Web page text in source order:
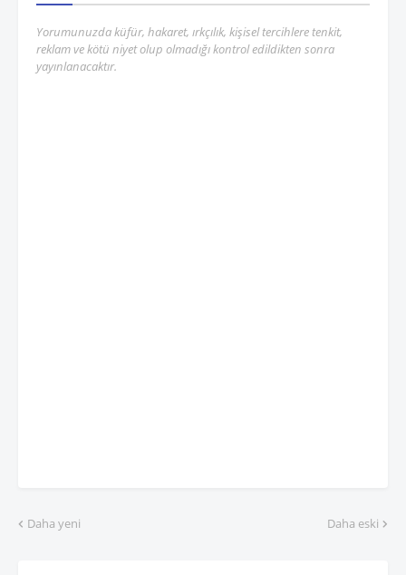
Yorumunuzda küfür, hakaret, ırkçılık, kişisel tercihlere tenkit,
reklam ve kötü niyet olup olmadığı kontrol edildikten sonra
yayınlanacaktır.
Daha yeni Daha eski